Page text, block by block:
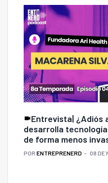
Entrevista| ¿Adiós
desarrolla
de forma menos
POR ENTREPRENERD 08 DE